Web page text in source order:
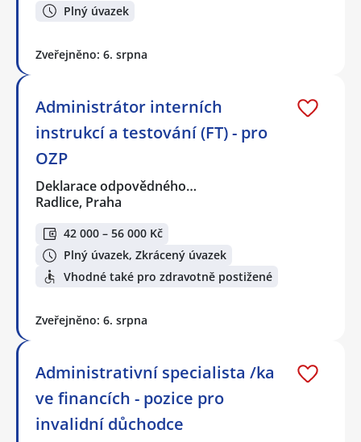
Plný úvazek
Zveřejněno: 6. srpna
Administrátor interních
instrukcí a testování (FT) - pro
OZP
Deklarace odpovědného…
Radlice, Praha
42 000 – 56 000 Kč
Plný úvazek, Zkrácený úvazek
Vhodné také pro zdravotně postižené
Zveřejněno: 6. srpna
Administrativní specialista /ka
ve financích - pozice pro
invalidní důchodce